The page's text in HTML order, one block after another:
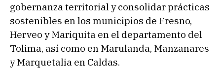
gobernanza territorial y consolidar prácticas
sostenibles en los municipios de Fresno,
Herveo y Mariquita en el departamento del
Tolima, así como en Marulanda, Manzanares
y Marquetalia en Caldas.